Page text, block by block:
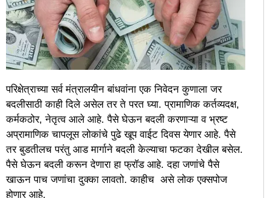
परिक्षेत्राच्या सर्व मंत्रालयीन बांधवांना एक निवेदन कुणाला जर
बदलीसाठी काही दिले असेल तर ते परत घ्या. प्रामाणिक कर्तव्यदक्ष,
कर्मकठोर, नेतृत्व आले आहे. पैसे घेऊन बदली करणाऱ्या व भ्रष्ट
अप्रामाणिक चापलूस लोकांचे पुढे खूप वाईट दिवस येणार आहे. पैसे
तर बुडतीलच परंतु आड मार्गाने बदली केल्याचा फटका देखील बसेल.
पैसे घेऊन बदली करून देणारा हा फ्रॉड आहे. दहा जणांचे पैसे
खाऊन पाच जणांचा दुक्का लावतो. काहीच असे लोक एक्सपोज
होणार आहे.